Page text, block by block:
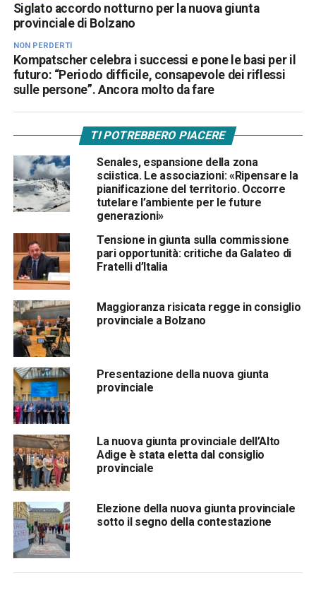
Siglato accordo notturno per la nuova giunta
provinciale di Bolzano
NON PERDERTI
Kompatscher celebra i successi e pone le basi per il
futuro: “Periodo difficile, consapevole dei riflessi
sulle persone”. Ancora molto da fare
TI POTREBBERO PIACERE
Senales, espansione della zona
sciistica. Le associazioni: «Ripensare la
pianificazione del territorio. Occorre
tutelare l’ambiente per le future
generazioni»
Tensione in giunta sulla commissione
pari opportunità: critiche da Galateo di
Fratelli d’Italia
Maggioranza risicata regge in consiglio
provinciale a Bolzano
Presentazione della nuova giunta
provinciale
La nuova giunta provinciale dell’Alto
Adige è stata eletta dal consiglio
provinciale
Elezione della nuova giunta provinciale
sotto il segno della contestazione